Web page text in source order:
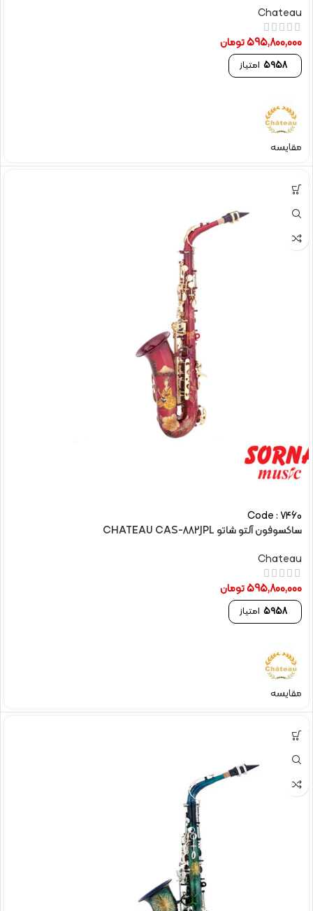
Chateau
595,800,000تومان
5958 امتیاز
مقایسه
Code : 7460
ساکسوفون آلتو شاتو CHATEAU CAS-882JPL
Chateau
595,800,000تومان
5958 امتیاز
مقایسه